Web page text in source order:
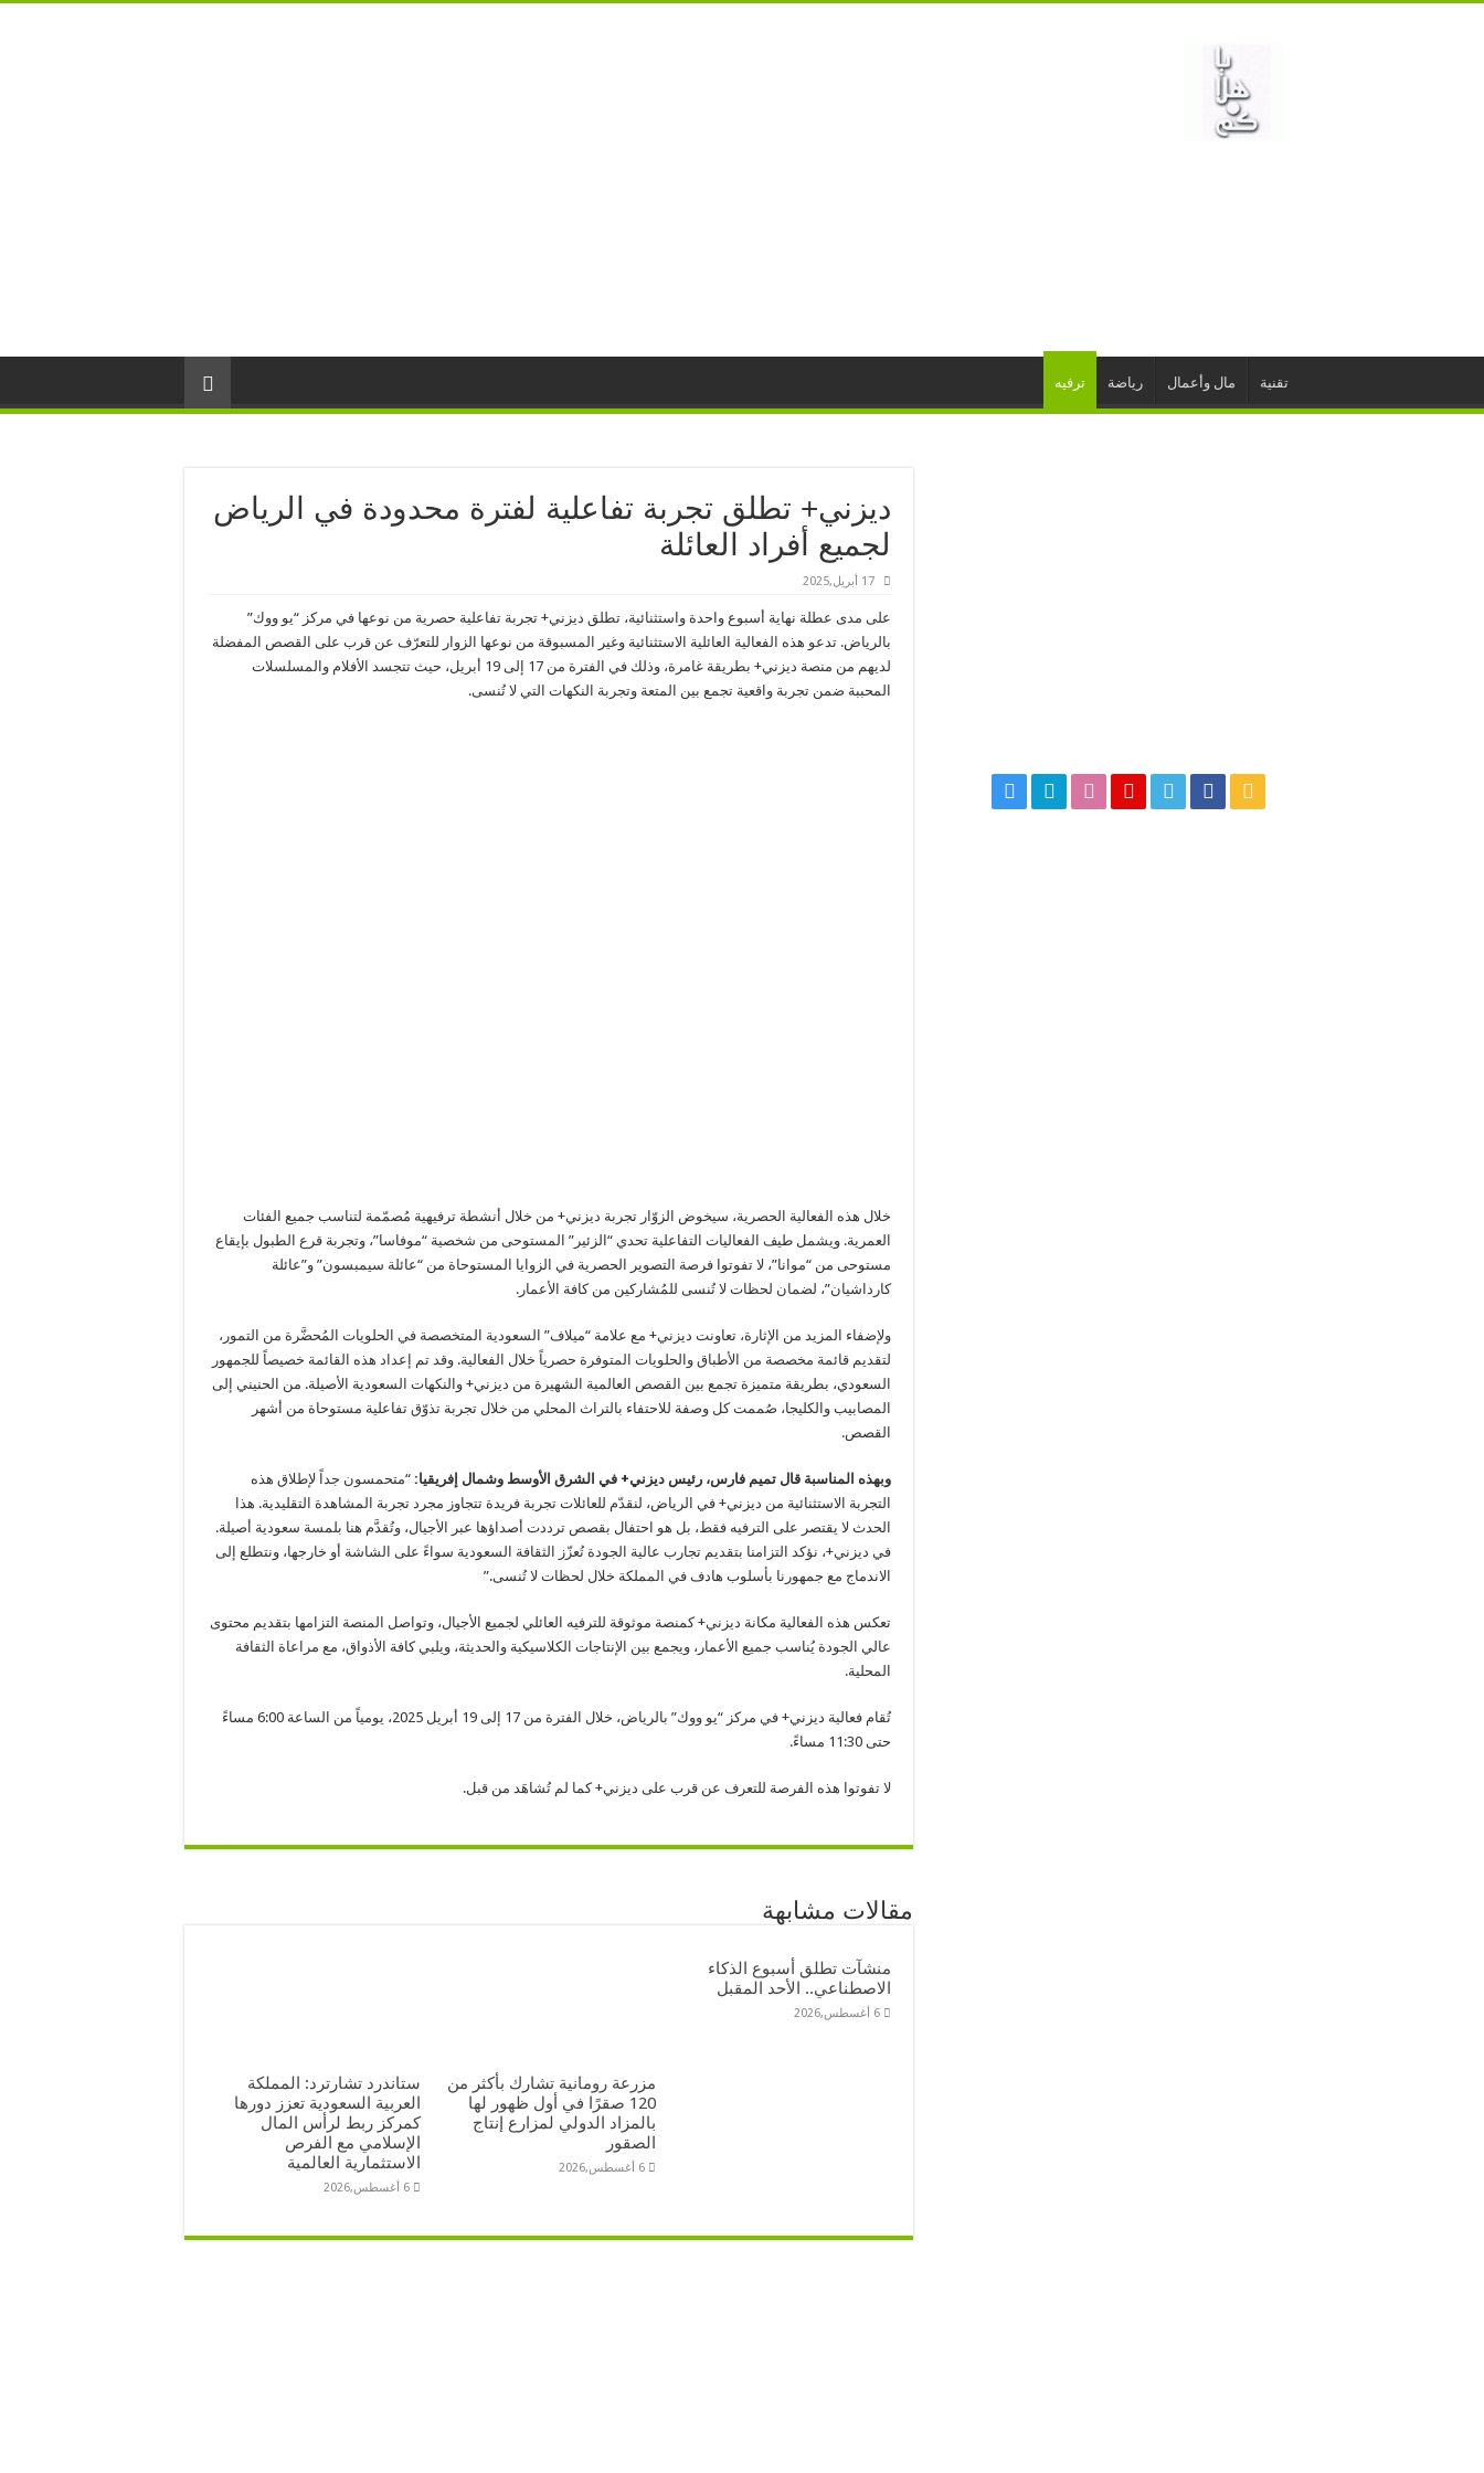
تقنية مال وأعمال رياضة ترفيه
ديزني+ تطلق تجربة تفاعلية لفترة محدودة في الرياض
لجميع أفراد العائلة
17 أبريل,2025
على مدى عطلة نهاية أسبوع واحدة واستثنائية، تطلق ديزني+ تجربة تفاعلية حصرية من نوعها في مركز “يو ووك”
بالرياض. تدعو هذه الفعالية العائلية الاستثنائية وغير المسبوقة من نوعها الزوار للتعرّف عن قرب على القصص المفضلة
لديهم من منصة ديزني+ بطريقة غامرة، وذلك في الفترة من 17 إلى 19 أبريل، حيث تتجسد الأفلام والمسلسلات
المحببة ضمن تجربة واقعية تجمع بين المتعة وتجربة النكهات التي لا تُنسى.
خلال هذه الفعالية الحصرية، سيخوض الزوّار تجربة ديزني+ من خلال أنشطة ترفيهية مُصمّمة لتناسب جميع الفئات
العمرية. ويشمل طيف الفعاليات التفاعلية تحدي “الزئير” المستوحى من شخصية “موفاسا”، وتجربة قرع الطبول بإيقاع
مستوحى من “موانا”، لا تفوتوا فرصة التصوير الحصرية في الزوايا المستوحاة من “عائلة سيمبسون” و”عائلة
كارداشيان”، لضمان لحظات لا تُنسى للمُشاركين من كافة الأعمار.
ولإضفاء المزيد من الإثارة، تعاونت ديزني+ مع علامة “ميلاف” السعودية المتخصصة في الحلويات المُحضَّرة من التمور،
لتقديم قائمة مخصصة من الأطباق والحلويات المتوفرة حصرياً خلال الفعالية. وقد تم إعداد هذه القائمة خصيصاً للجمهور
السعودي، بطريقة متميزة تجمع بين القصص العالمية الشهيرة من ديزني+ والنكهات السعودية الأصيلة. من الحنيني إلى
المصابيب والكليجا، صُممت كل وصفة للاحتفاء بالتراث المحلي من خلال تجربة تذوّق تفاعلية مستوحاة من أشهر
القصص.
وبهذه المناسبة قال تميم فارس، رئيس ديزني+ في الشرق الأوسط وشمال إفريقيا: “متحمسون جداً لإطلاق هذه
التجربة الاستثنائية من ديزني+ في الرياض، لنقدّم للعائلات تجربة فريدة تتجاوز مجرد تجربة المشاهدة التقليدية. هذا
الحدث لا يقتصر على الترفيه فقط، بل هو احتفال بقصص ترددت أصداؤها عبر الأجيال، وتُقدَّم هنا بلمسة سعودية أصيلة.
في ديزني+، نؤكد التزامنا بتقديم تجارب عالية الجودة تُعزّز الثقافة السعودية سواءً على الشاشة أو خارجها، ونتطلع إلى
الاندماج مع جمهورنا بأسلوب هادف في المملكة خلال لحظات لا تُنسى.”
تعكس هذه الفعالية مكانة ديزني+ كمنصة موثوقة للترفيه العائلي لجميع الأجيال، وتواصل المنصة التزامها بتقديم محتوى
عالي الجودة يُناسب جميع الأعمار، ويجمع بين الإنتاجات الكلاسيكية والحديثة، ويلبي كافة الأذواق، مع مراعاة الثقافة
المحلية.
تُقام فعالية ديزني+ في مركز “يو ووك” بالرياض، خلال الفترة من 17 إلى 19 أبريل 2025، يومياً من الساعة 6:00 مساءً
حتى 11:30 مساءً.
لا تفوتوا هذه الفرصة للتعرف عن قرب على ديزني+ كما لم تُشاهَد من قبل.
مقالات مشابهة
منشآت تطلق أسبوع الذكاء
الاصطناعي.. الأحد المقبل
6 أغسطس,2026
مزرعة رومانية تشارك بأكثر من
120 صقرًا في أول ظهور لها
بالمزاد الدولي لمزارع إنتاج
الصقور
6 أغسطس,2026
ستاندرد تشارترد: المملكة
العربية السعودية تعزز دورها
كمركز ربط لرأس المال
الإسلامي مع الفرص
الاستثمارية العالمية
6 أغسطس,2026